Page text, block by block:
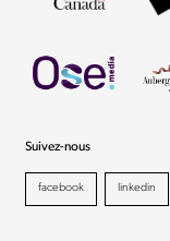
Suivez-nous
facebook linkedin